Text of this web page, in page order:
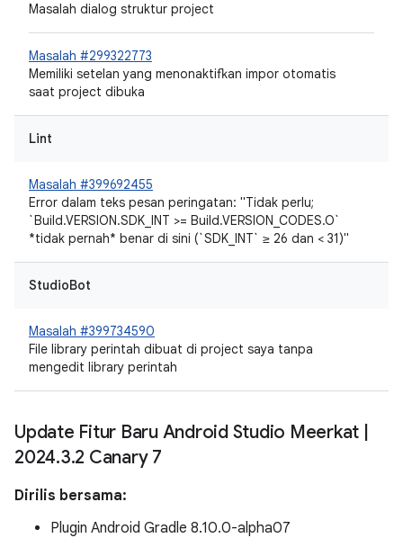
Masalah dialog struktur project
Masalah #299322773
Memiliki setelan yang menonaktifkan impor otomatis
saat project dibuka
Lint
Masalah #399692455
Error dalam teks pesan peringatan: "Tidak perlu;
`Build.VERSION.SDK_INT >= Build.VERSION_CODES.O`
*tidak pernah* benar di sini (`SDK_INT` ≥ 26 dan < 31)"
StudioBot
Masalah #399734590
File library perintah dibuat di project saya tanpa
mengedit library perintah
Update Fitur Baru Android Studio Meerkat
2024.3.2 Canary 7
Dirilis bersama:
Plugin Android Gradle 8.10.0-alpha07